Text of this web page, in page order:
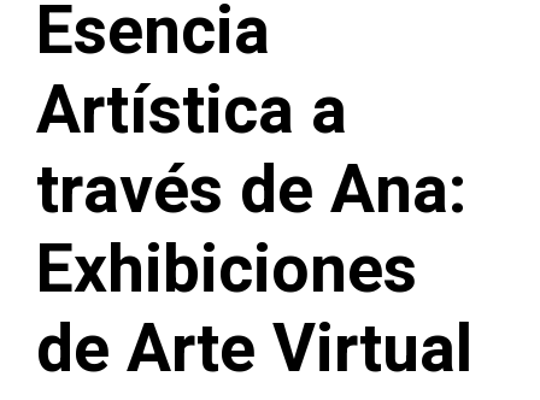
Esencia
Artística a
través de Ana:
Exhibiciones
de Arte Virtual